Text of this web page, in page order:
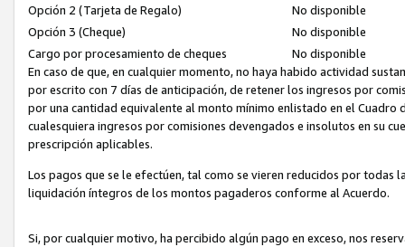
Opción 2 (Tarjeta de Regalo)
No disponible
Opción 3 (Cheque)
No disponible
Cargo por procesamiento de cheques
No disponible
En caso de que, en cualquier momento, no haya habido actividad
por escrito con 7 días de anticipación, de retener los ingresos por
por una cantidad equivalente al monto mínimo enlistado en el
cualesquiera ingresos por comisiones devengados e insolutos en su
prescripción aplicables.
Los pagos que se le efectúen, tal como se vieren reducidos por todas
liquidación íntegros de los montos pagaderos conforme al Acuerdo.
Si, por cualquier motivo, ha percibido algún pago en exceso, nos